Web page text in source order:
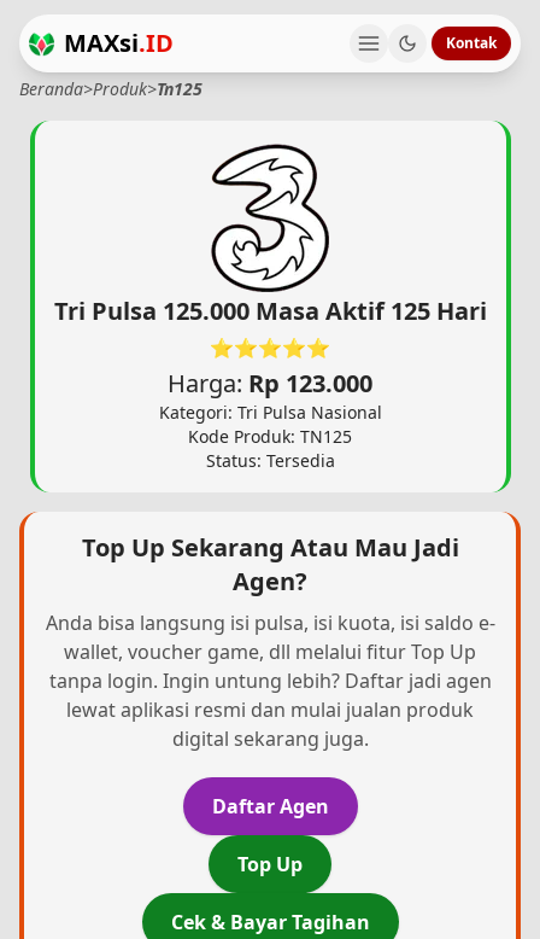
MAXsi.ID Kontak
Beranda>Produk>Tn125
Tri Pulsa 125.000 Masa Aktif 125 Hari
⭐⭐⭐⭐⭐
Harga: Rp 123.000
Kategori: Tri Pulsa Nasional
Kode Produk: TN125
Status: Tersedia
Top Up Sekarang Atau Mau Jadi
Agen?
Anda bisa langsung isi pulsa, isi kuota, isi saldo e-
wallet, voucher game, dll melalui fitur Top Up
tanpa login. Ingin untung lebih? Daftar jadi agen
lewat aplikasi resmi dan mulai jualan produk
digital sekarang juga.
Daftar Agen
Top Up
Cek & Bayar Tagihan